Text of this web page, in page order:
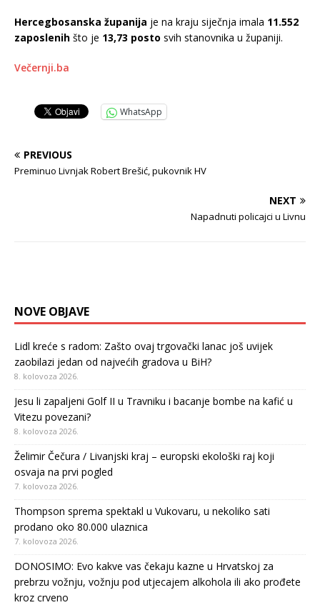
Hercegbosanska županija je na kraju siječnja imala 11.552
zaposlenih što je 13,73 posto svih stanovnika u županiji.
Večernji.ba
WhatsApp
PREVIOUS
Preminuo Livnjak Robert Brešić, pukovnik HV
NEXT
Napadnuti policajci u Livnu
NOVE OBJAVE
Lidl kreće s radom: Zašto ovaj trgovački lanac još uvijek
zaobilazi jedan od najvećih gradova u BiH?
8. kolovoza 2026.
Jesu li zapaljeni Golf II u Travniku i bacanje bombe na kafić u
Vitezu povezani?
8. kolovoza 2026.
Želimir Čečura / Livanjski kraj – europski ekološki raj koji
osvaja na prvi pogled
7. kolovoza 2026.
Thompson sprema spektakl u Vukovaru, u nekoliko sati
prodano oko 80.000 ulaznica
7. kolovoza 2026.
DONOSIMO: Evo kakve vas čekaju kazne u Hrvatskoj za
prebrzu vožnju, vožnju pod utjecajem alkohola ili ako prođete
kroz crveno